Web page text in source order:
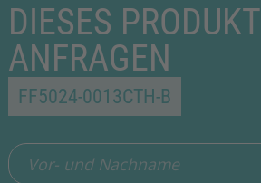
DIESES PRODUKT
ANFRAGEN
FF5024-0013CTH-B